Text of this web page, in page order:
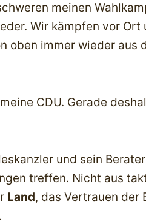
meinen
Wir kämpfen vor Ort
oben immer wieder aus
CDU. Gerade
und sein
treffen. Nicht aus
Land, das Vertrauen der